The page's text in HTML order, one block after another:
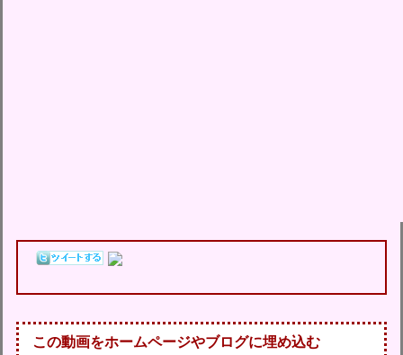
この動画をホームページやブログに埋め込む